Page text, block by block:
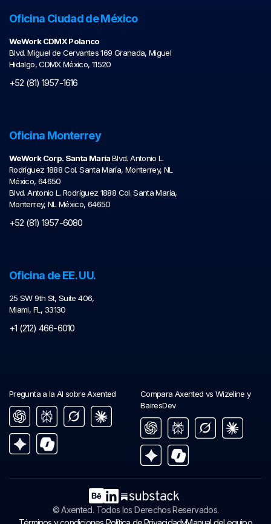
Oficina Ciudad de México
WeWork CDMX Polanco
Blvd. Miguel de Cervantes 169 Granada, Miguel
Hidalgo, CDMX México, 11520
+52 (81) 1957-1616
Oficina Monterrey
WeWork Corp. Santa MaríaBlvd. Antonio L.
Rodríguez 1888 Col. Santa María, Monterrey, NL
México, 64650
Blvd. Antonio L. Rodríguez 1888 Col. Santa María,
Monterrey, NL México, 64650
+52 (81) 1957-6080
Oficina de EE. UU.
25 SW 9th St, Suite 406,
Miami, FL, 33130
+1 (212) 466-6010
Pregunta a la AI sobre Axented
Compara Axented vs Wizeline y
BairesDev
© Axented. Todos los Derechos Reservados.